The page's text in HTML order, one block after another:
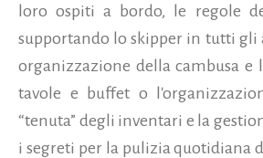
loro ospiti a bordo, le regole
supportando lo skipper in tutti gli
organizzazione della cambusa e
tavole e buffet o
“tenuta” degli inventari e la
i segreti per la pulizia quotidiana